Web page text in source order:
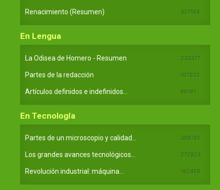
Renacimiento (Resumen) 457154
En Lengua
La Odisea de Homero - Resumen 233377
Partes de la redacción 107922
Artículos definidos e indefinidos... 66181
En Tecnología
Partes de un microscopio y calidad... 369761
Los grandes avances tecnológicos... 272923
Revolución industrial: máquina... 162459